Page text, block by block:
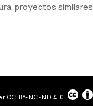
proyectos similares
CC BY-NC-ND 4.0